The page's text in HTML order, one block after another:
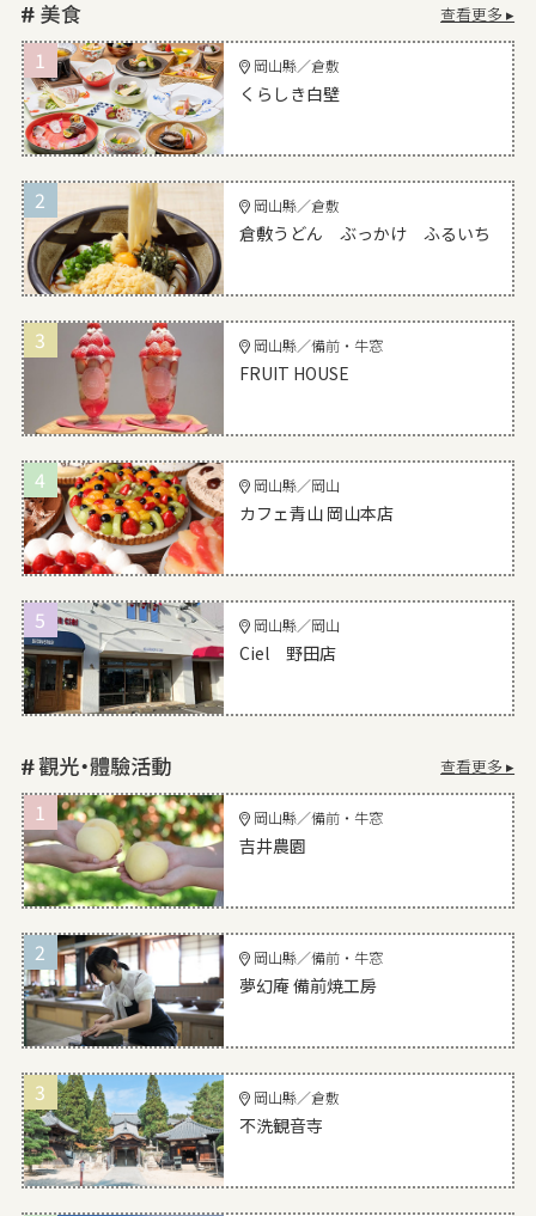
查看更多 ▸
1 岡山縣／倉敷
くらしき白壁
2 岡山縣／倉敷
倉敷うどん ぶっかけ ふるいち
3 岡山縣／備前・牛窓
FRUIT HOUSE
4 岡山縣／岡山
カフェ青山 岡山本店
5 岡山縣／岡山
Ciel 野田店
查看更多 ▸
1 岡山縣／備前・牛窓
吉井農園
2 岡山縣／備前・牛窓
夢幻庵 備前焼工房
3 岡山縣／倉敷
不洗観音寺